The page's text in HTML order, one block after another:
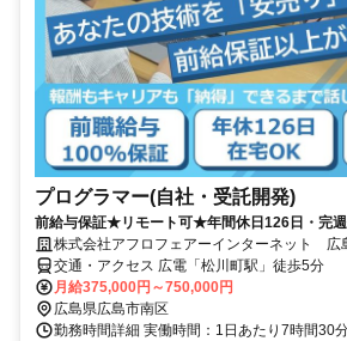
プログラマー(自社・受託開発)
前給与保証★リモート可★年間休日126日・完
株式会社アフロフェアーインターネット 広
交通・アクセス 広電「松川町駅」徒歩5分
月給375,000円～750,000円
広島県広島市南区
勤務時間詳細 実働時間：1日あたり7時間30